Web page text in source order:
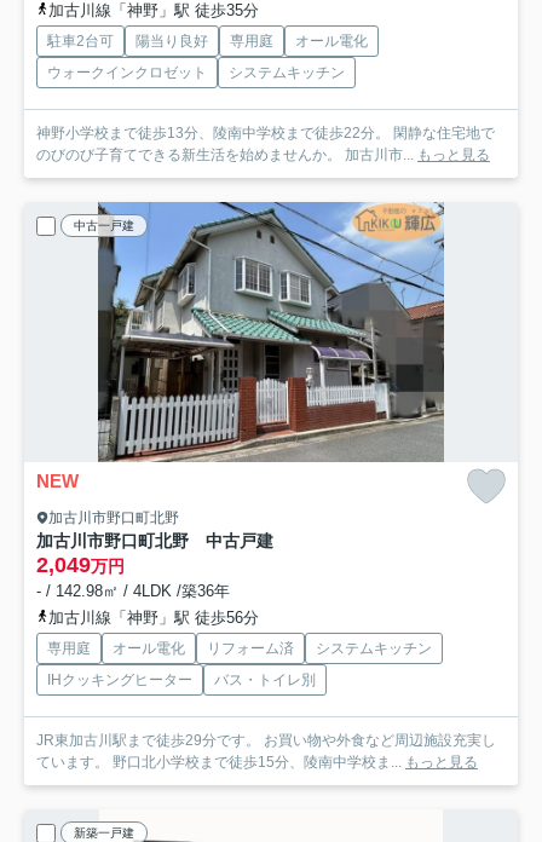
加古川線「神野」駅 徒歩35分
駐車2台可 陽当り良好 専用庭
オール電化
ウォークインクロゼット
システムキッチン
神野小学校まで徒歩13分、陵南中学校まで徒歩22分。 閑静な住宅地で
のびのび子育てできる新生活を始めませんか。 加古川市... もっと見る
中古一戸建
NEW
加古川市野口町北野
加古川市野口町北野 中古戸建
2,049万円
- / 142.98㎡ / 4LDK /築36年
加古川線「神野」駅 徒歩56分
専用庭 オール電化 リフォーム済
システムキッチン
IHクッキングヒーター
バス・トイレ別
JR東加古川駅まで徒歩29分です。 お買い物や外食など周辺施設充実し
ています。 野口北小学校まで徒歩15分、陵南中学校ま... もっと見る
新築一戸建